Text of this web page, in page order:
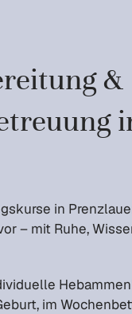
&
in
– mit Ruhe,
im